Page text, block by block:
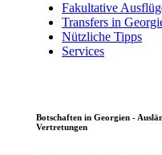
Fakultative
Transfers in
Nützliche Tipps
Services
Botschaften in Georgien -
Vertretungen